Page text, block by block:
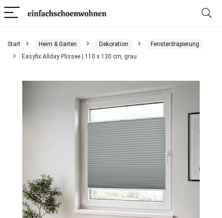
Start Heim & Garten Dekoration
Fensterdrapierung
Easyfix Allday Plissee | 110 x 130 cm, grau